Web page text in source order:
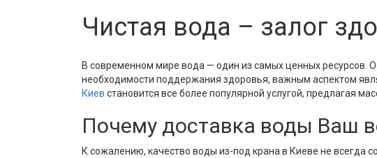
Чистая вода – залог
В современном мире вода — один из самых ценных ресурсов.
необходимости поддержания здоровья, важным аспектом
Киев становится все более популярной услугой, предлагая
Почему доставка воды Ваш
К сожалению, качество воды из-под крана в Киеве не всегда